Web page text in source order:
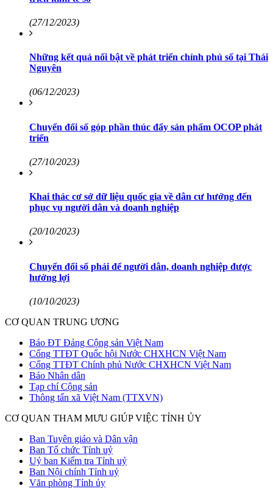
(27/12/2023)
Những kết quả nổi bật về phát triển chính phủ số tại Thái
Nguyên
(06/12/2023)
Chuyển đổi số góp phần thúc đẩy sản phẩm OCOP phát
triển
(27/10/2023)
Khai thác cơ sở dữ liệu quốc gia về dân cư hướng đến
phục vụ người dân và doanh nghiệp
(20/10/2023)
Chuyển đổi số phải để người dân, doanh nghiệp được
hưởng lợi
(10/10/2023)
CƠ QUAN TRUNG ƯƠNG
Báo ĐT Đảng Cộng sản Việt Nam
Cổng TTĐT Quốc hội Nước CHXHCN Việt Nam
Cổng TTĐT Chính phủ Nước CHXHCN Việt Nam
Báo Nhân dân
Tạp chí Cộng sản
Thông tấn xã Việt Nam (TTXVN)
CƠ QUAN THAM MƯU GIÚP VIỆC TỈNH ỦY
Ban Tuyên giáo và Dân vận
Ban Tổ chức Tỉnh uỷ
Uỷ ban Kiểm tra Tỉnh uỷ
Ban Nội chính Tỉnh uỷ
Văn phòng Tỉnh ủy